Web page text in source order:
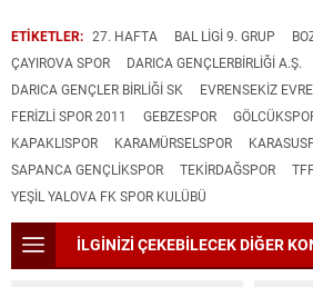
ETİKETLER: 27. HAFTA BAL LIGI 9. GRUP
ÇAYIROVA SPOR
DARICA GENÇLERBİRLİĞİ A.Ş.
DARICA GENÇLER BIRLIĞI SK
EVRENSEKİZ
FERİZLİ SPOR 2011
GEBZESPOR
KAPAKLISPOR
KARAMÜRSELSPOR
SAPANCA GENÇLİKSPOR
TEKIRDAĞSPOR
YEŞİL YALOVA FK SPOR KULÜBÜ
İLGİNİZİ ÇEKEBİLECEK DİĞER